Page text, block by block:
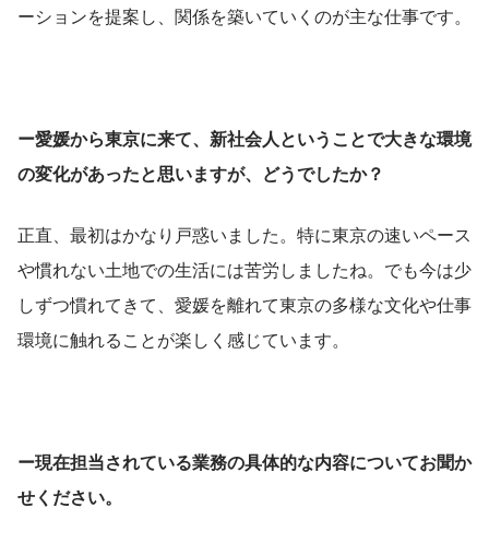
ーションを提案し、関係を築いていくのが主な仕事です。
ー愛媛から東京に来て、新社会人ということで大きな環境
の変化があったと思いますが、どうでしたか？
正直、最初はかなり戸惑いました。特に東京の速いペース
や慣れない土地での生活には苦労しましたね。でも今は少
しずつ慣れてきて、愛媛を離れて東京の多様な文化や仕事
環境に触れることが楽しく感じています。
ー現在担当されている業務の具体的な内容についてお聞か
せください。